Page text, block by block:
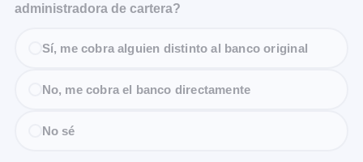
administradora de cartera?
Sí, me cobra alguien distinto al banco original
No, me cobra el banco directamente
No sé